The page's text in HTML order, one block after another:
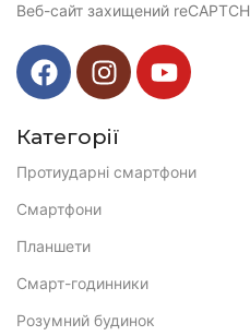
Веб-сайт захищений
Категорії
Протиударні смартфони
Смартфони
Планшети
Смарт-годинники
Розумний будинок